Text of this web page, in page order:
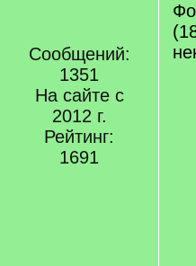
Сообщений:
1351
На сайте с
2012 г.
Рейтинг:
1691